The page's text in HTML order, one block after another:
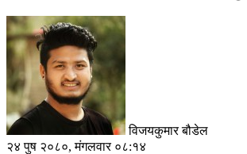
विजयकुमार बौडेल
२४ पुष २०८०, मंगलवार ०८:१४